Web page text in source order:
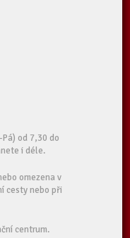
od 7,30 do
i déle.
omezena v
cesty nebo při
centrum.